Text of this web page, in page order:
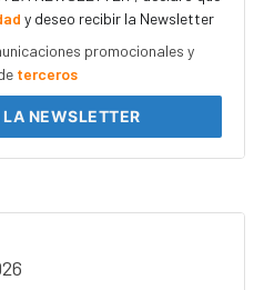
y deseo recibir la Newsletter
promocionales y
terceros
LA NEWSLETTER